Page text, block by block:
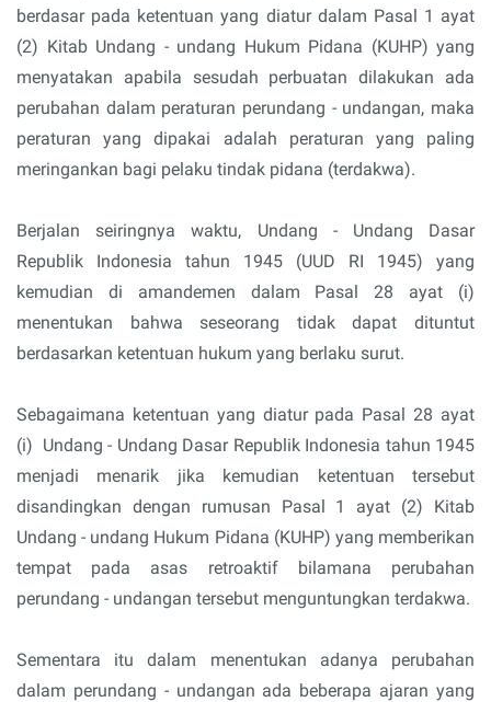
berdasar pada ketentuan yang diatur dalam Pasal 1 ayat
(2) Kitab Undang - undang Hukum Pidana (KUHP) yang
menyatakan apabila sesudah perbuatan dilakukan ada
perubahan dalam peraturan perundang - undangan, maka
peraturan yang dipakai adalah peraturan yang paling
meringankan bagi pelaku tindak pidana (terdakwa).
Berjalan seiringnya waktu, Undang - Undang Dasar
Republik Indonesia tahun 1945 (UUD RI 1945) yang
kemudian di amandemen dalam Pasal 28 ayat (i)
menentukan bahwa seseorang tidak dapat dituntut
berdasarkan ketentuan hukum yang berlaku surut.
Sebagaimana ketentuan yang diatur pada Pasal 28 ayat
(i) Undang - Undang Dasar Republik Indonesia tahun 1945
menjadi menarik jika kemudian ketentuan tersebut
disandingkan dengan rumusan Pasal 1 ayat (2) Kitab
Undang - undang Hukum Pidana (KUHP) yang memberikan
tempat pada asas retroaktif bilamana perubahan
perundang - undangan tersebut menguntungkan terdakwa.
Sementara itu dalam menentukan adanya perubahan
dalam perundang - undangan ada beberapa ajaran yang